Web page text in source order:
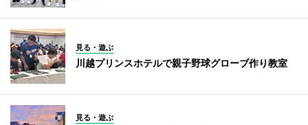
見る・遊ぶ
川越プリンスホテルで親子野球グローブ作り教室
見る・遊ぶ